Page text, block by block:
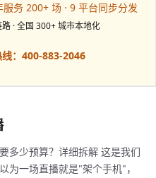
务 200+ 场 · 9 平台同步分发
路 · 全国 300+ 城市本地化
：400-883-2046
多少预算？详细拆解 这是我们
为一场直播就是"架个手机"，